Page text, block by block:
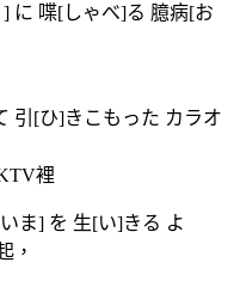
に 喋[しゃべ]る 臆病[お
引[ひ]きこもった カラオ
裡
ま] を 生[い]きる よ
，